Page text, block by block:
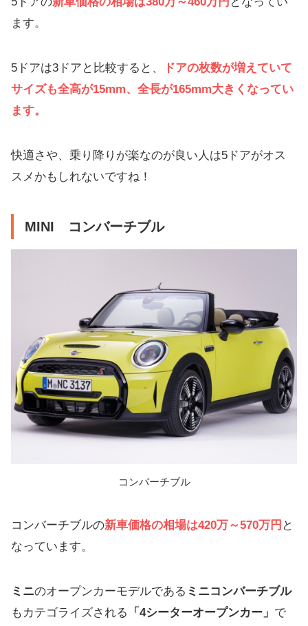
ます。
5ドアは3ドアと比較すると、
ドアの枚数が増えていて
サイズも全高が15mm、全長が165mm大きくなってい
ます。
快適さや、乗り降りが楽なのが良い人は5ドアがオス
スメかもしれないですね！
MINI コンバーチブル
コンバーチブル
コンバーチブルの新車価格の相場は420万～570万円 と
なっています。
ミニのオープンカーモデルである ミニコンバーチブル
もカテゴライズされる
「 4シーターオープンカー 」 で